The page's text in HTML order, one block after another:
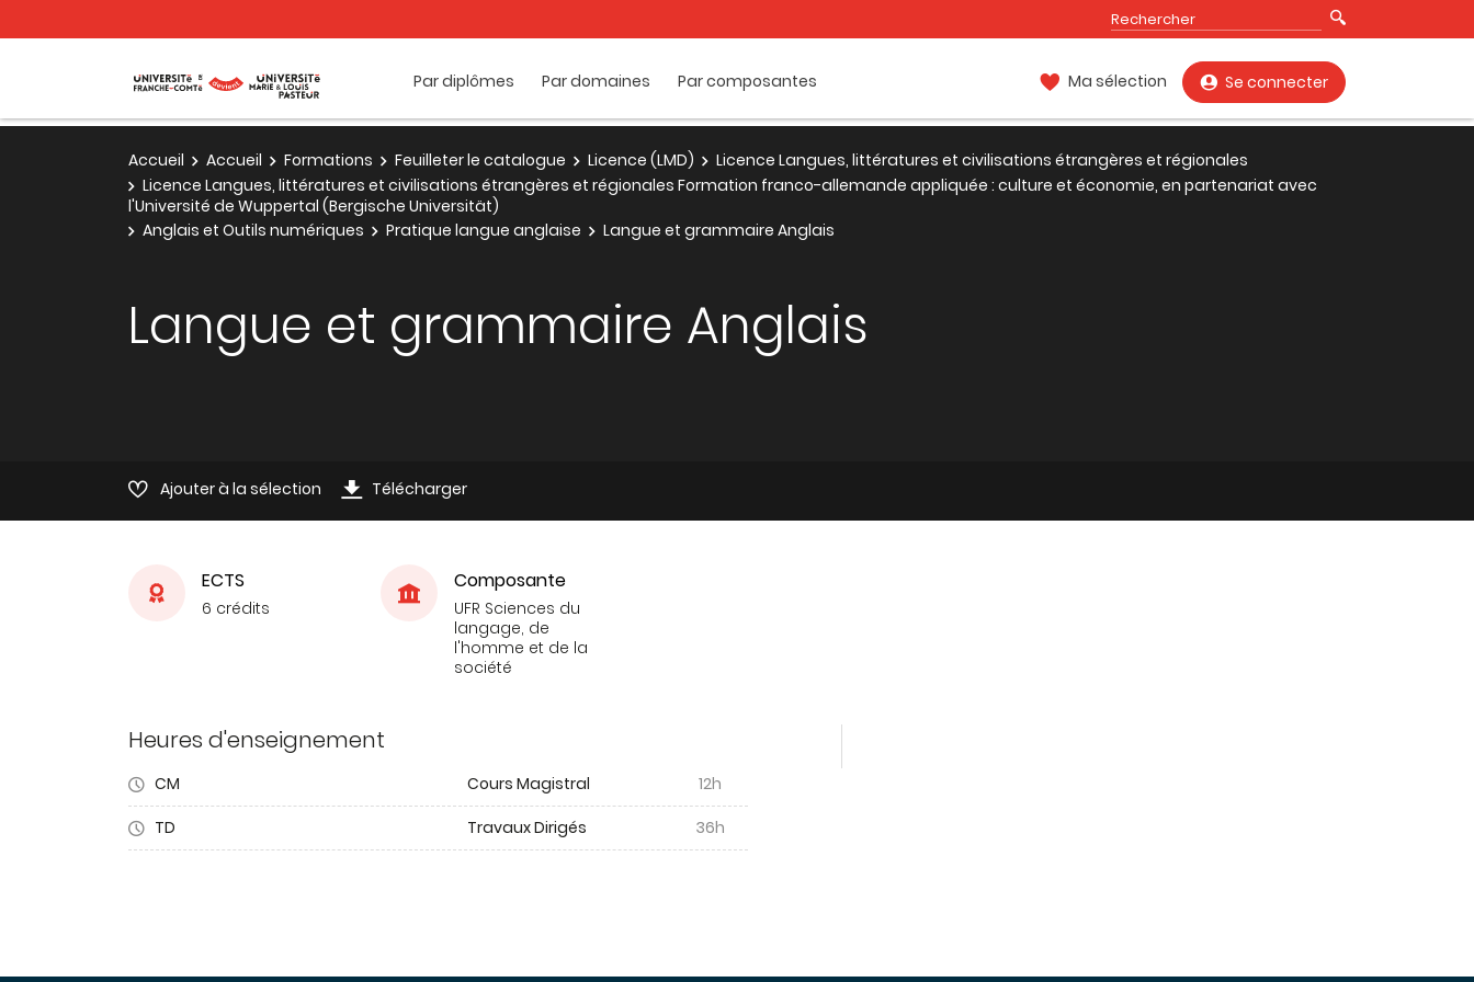
Par diplômes Par domaines Par composantes Ma sélection Se connecter
Accueil Accueil Formations Feuilleter le catalogue Licence (LMD)
Licence Langues, littératures et civilisations étrangères et régionales
Licence Langues, littératures et civilisations étrangères et régionales Formation franco-allemande appliquée : culture et économie, en partenariat avec
l'Université de Wuppertal (Bergische Universität)
Anglais et Outils numériques
Pratique langue anglaise Langue et grammaire Anglais
Langue et grammaire Anglais
Ajouter à la sélection Télécharger
ECTS
6 crédits
Composante
UFR Sciences du
langage, de
l'homme et de la
société
Heures d'enseignement
CM Cours Magistral
12h
TD
Travaux Dirigés 36h